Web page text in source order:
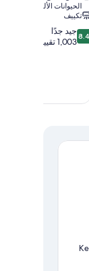
الحيوانات الأليفة
تكييف
8.4جيد جدًا
1,003 تقييمات
2-